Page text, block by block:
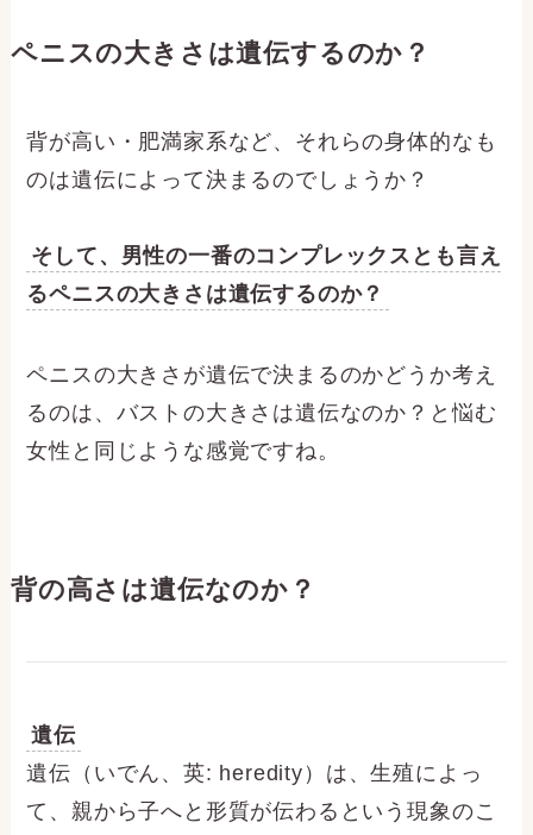
ペニスの大きさは遺伝するのか？
背が高い・肥満家系など、それらの身体的なも
のは遺伝によって決まるのでしょうか？
そして、男性の一番のコンプレックスとも言え
るペニスの大きさは遺伝するのか？
ペニスの大きさが遺伝で決まるのかどうか考え
るのは、バストの大きさは遺伝なのか？と悩む
女性と同じような感覚ですね。
背の高さは遺伝なのか？
遺伝
遺伝（いでん、英: heredity）は、生殖によっ
て、親から子へと形質が伝わるという現象のこ